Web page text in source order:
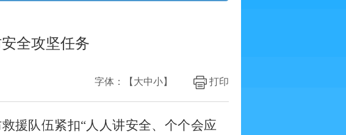
全攻坚任务
打印
字体：【 大中小】
援队伍紧扣“人人讲安全、个个会应